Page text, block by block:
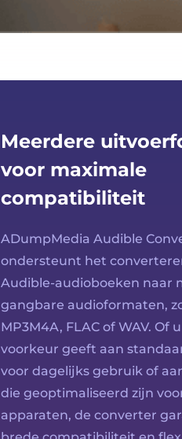
Meerdere
voor maximale
compatibiliteit
ADumpMedia Audible
ondersteunt het
Audible-audioboeken naar
gangbare audioformaten,
MP3M4A, FLAC of WAV. Of
voorkeur geeft aan
voor dagelijks gebruik of
die geoptimaliseerd zijn
apparaten, de converter